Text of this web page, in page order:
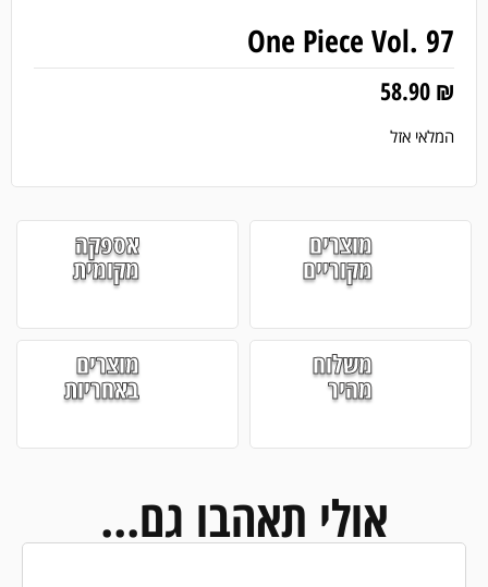
One Piece Vol. 97
58.90 ₪
המלאי אזל
מוצרים
מקוריים
אספקה
מקומית
משלוח
מהיר
מוצרים
באחריות
אולי תאהבו גם...